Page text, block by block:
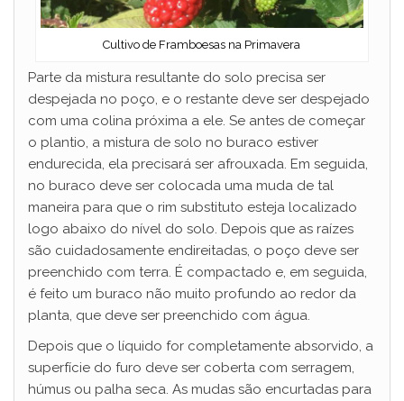
Cultivo de Framboesas na Primavera
Parte da mistura resultante do solo precisa ser
despejada no poço, e o restante deve ser despejado
com uma colina próxima a ele. Se antes de começar
o plantio, a mistura de solo no buraco estiver
endurecida, ela precisará ser afrouxada. Em seguida,
no buraco deve ser colocada uma muda de tal
maneira para que o rim substituto esteja localizado
logo abaixo do nível do solo. Depois que as raízes
são cuidadosamente endireitadas, o poço deve ser
preenchido com terra. É compactado e, em seguida,
é feito um buraco não muito profundo ao redor da
planta, que deve ser preenchido com água.
Depois que o líquido for completamente absorvido, a
superfície do furo deve ser coberta com serragem,
húmus ou palha seca. As mudas são encurtadas para